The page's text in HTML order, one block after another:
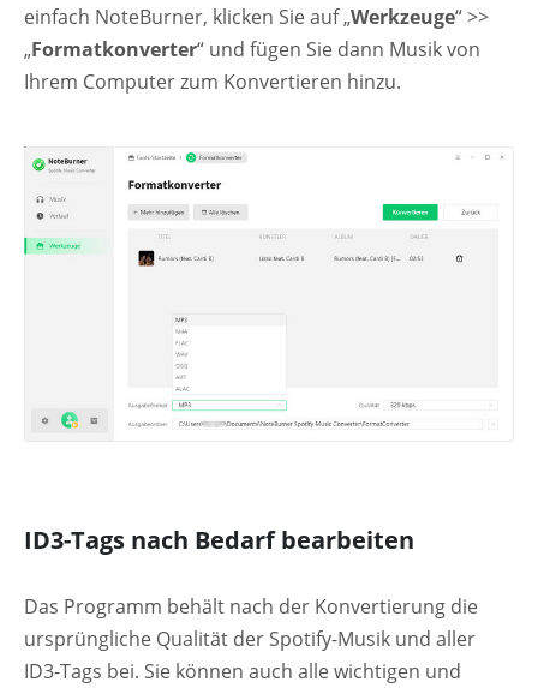
einfach NoteBurner, klicken Sie auf „Werkzeuge“ >>
„Formatkonverter“ und fügen Sie dann Musik von
Ihrem Computer zum Konvertieren hinzu.
ID3-Tags nach Bedarf bearbeiten
Das Programm behält nach der Konvertierung die
ursprüngliche Qualität der Spotify-Musik und aller
ID3-Tags bei. Sie können auch alle wichtigen und